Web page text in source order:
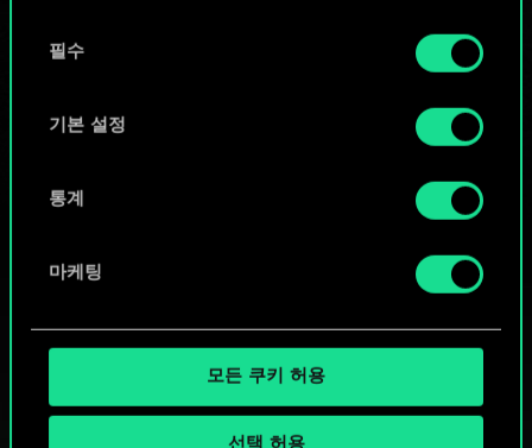
쿠키 사용에 관한 세부 사항이나 관련 설정은 아래의
필수
기본 설정
통계
마케팅
모든 쿠키 허용
선택 허용